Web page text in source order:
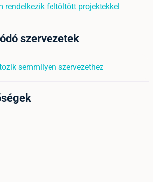
rendelkezik feltöltött projektekkel
szervezetek
semmilyen szervezethez